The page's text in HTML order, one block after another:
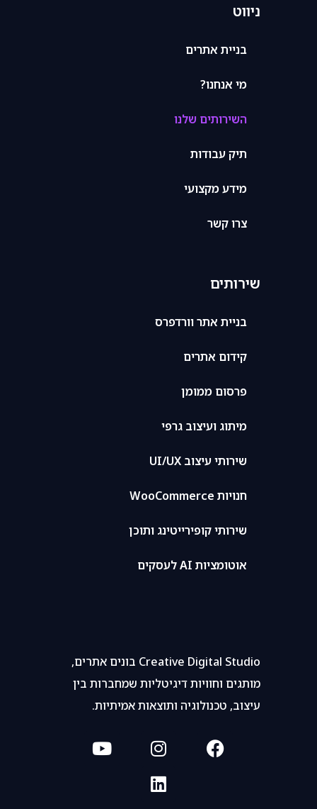
ניווט
בניית אתרים
מי אנחנו?
השירותים שלנו
תיק עבודות
מידע מקצועי
צרו קשר
שירותים
בניית אתר וורדפרס
קידום אתרים
פרסום ממומן
מיתוג ועיצוב גרפי
שירותי עיצוב UI/UX
חנויות WooCommerce
שירותי קופירייטינג ותוכן
אוטומציות AI לעסקים
Creative Digital Studio בונים אתרים,
מותגים וחוויות דיגיטליות שמחברות בין
עיצוב, טכנולוגיה ותוצאות אמיתיות.